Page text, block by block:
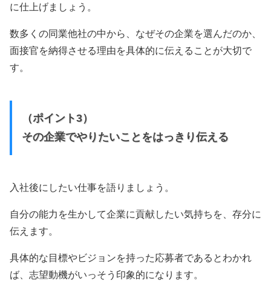
に仕上げましょう。
数多くの同業他社の中から、なぜその企業を選んだのか、
面接官を納得させる理由を具体的に伝えることが大切で
す。
（ポイント3）
その企業でやりたいことをはっきり伝える
入社後にしたい仕事を語りましょう。
自分の能力を生かして企業に貢献したい気持ちを、存分に
伝えます。
具体的な目標やビジョンを持った応募者であるとわかれ
ば、志望動機がいっそう印象的になります。